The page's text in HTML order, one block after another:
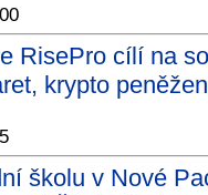
RisePro cílí na
krypto
školu v Nové